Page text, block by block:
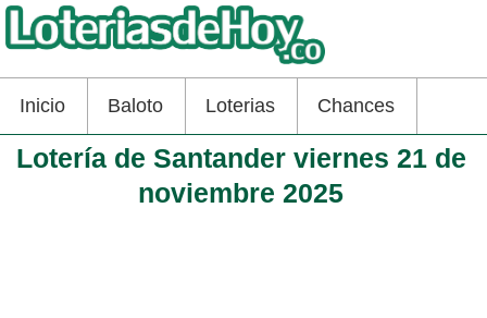
Inicio Baloto Loterias Chances
Lotería de Santander viernes 21 de
noviembre 2025